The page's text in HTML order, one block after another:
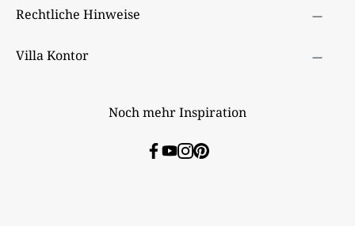
Rechtliche Hinweise
Villa Kontor
Noch mehr Inspiration